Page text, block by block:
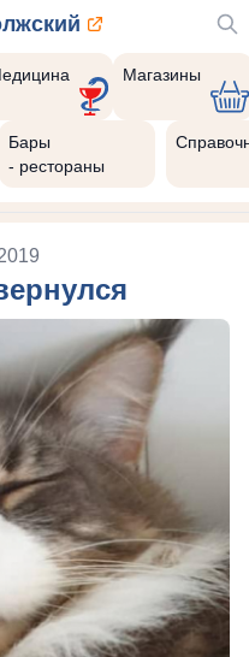
Магазины
Бары
- рестораны